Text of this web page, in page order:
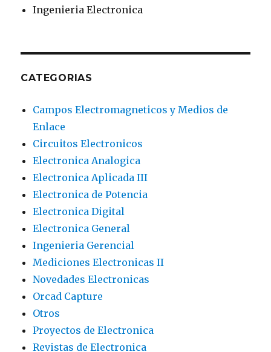
Ingenieria Electronica
CATEGORIAS
Campos Electromagneticos y Medios de
Enlace
Circuitos Electronicos
Electronica Analogica
Electronica Aplicada III
Electronica de Potencia
Electronica Digital
Electronica General
Ingenieria Gerencial
Mediciones Electronicas II
Novedades Electronicas
Orcad Capture
Otros
Proyectos de Electronica
Revistas de Electronica